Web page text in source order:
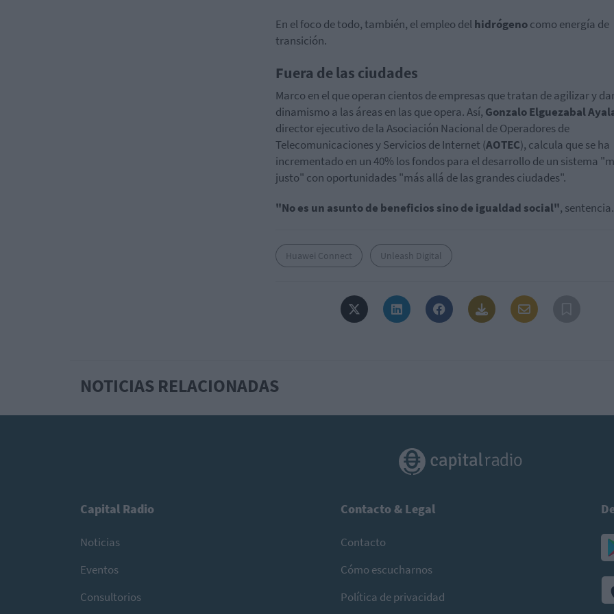
En el foco de todo, también, el empleo delhidrógenocomo energía de
transición.
Fuera de las ciudades
Marco en el que operan cientos de empresas que tratan de agilizar y
dinamismo a las áreas en las que opera. Así, Gonzalo Elguezabal
director ejecutivo de la Asociación Nacional de Operadores de
Telecomunicaciones y Servicios de Internet (AOTEC), calcula que se ha
incrementado en un 40% los fondos para el desarrollo de un sistema
justo" con oportunidades "más allá de las grandes ciudades".
"No es un asunto de beneficios sino de igualdad social", sentencia.
Huawei Connect Unleash Digital
NOTICIAS RELACIONADAS
Capital Radio
Noticias
Eventos
Consultorios
Contacto & Legal
Contacto
Cómo escucharnos
Política de privacidad